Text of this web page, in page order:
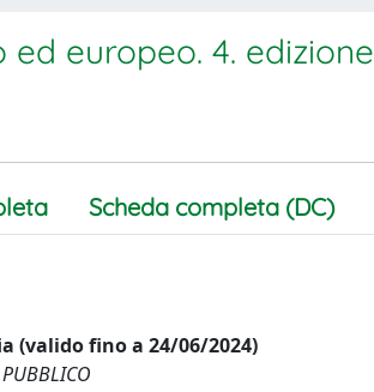
europeo. 4. edizione
Scheda completa (DC)
(valido fino a 24/06/2024)